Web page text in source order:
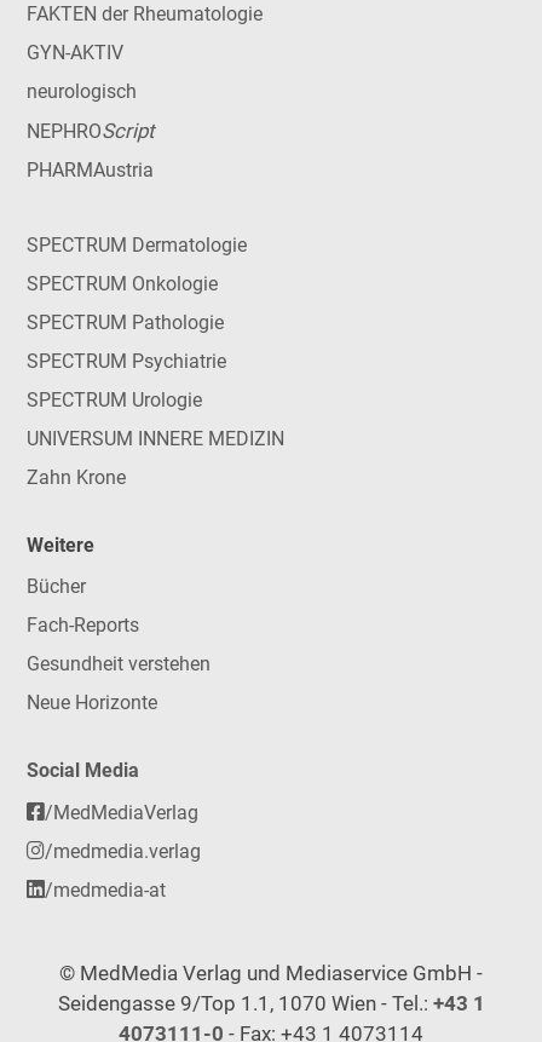
FAKTEN der Rheumatologie
GYN-AKTIV
neurologisch
NEPHROScript
PHARMAustria
SPECTRUM Dermatologie
SPECTRUM Onkologie
SPECTRUM Pathologie
SPECTRUM Psychiatrie
SPECTRUM Urologie
UNIVERSUM INNERE MEDIZIN
Zahn Krone
Weitere
Bücher
Fach-Reports
Gesundheit verstehen
Neue Horizonte
Social Media
/MedMediaVerlag
/medmedia.verlag
/medmedia-at
© MedMedia Verlag und Mediaservice GmbH -
Seidengasse 9/Top 1.1, 1070 Wien - Tel.: +43 1
4073111-0 - Fax: +43 1 4073114